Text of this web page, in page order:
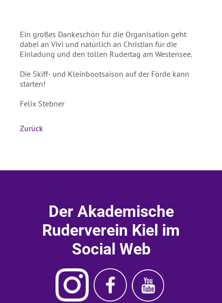
Ein großes Dankeschön für die Organisation geht
dabei an Vivi und natürlich an Christian für die
Einladung und den tollen Rudertag am Westensee.
Die Skiff- und Kleinbootsaison auf der Förde kann
starten!
Felix Stebner
Zurück
Der Akademische
Ruderverein Kiel im
Social Web
Instagram
Akademischer
Ruderverein
Ruderverein
Kiel
Facebook
Kiel
Youtube